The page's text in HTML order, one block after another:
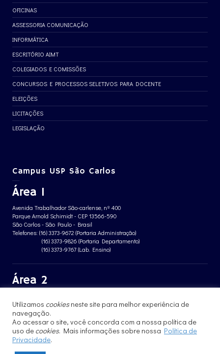
OFICINAS
ASSESSORIA COMUNICAÇÃO
INFORMÁTICA
ESCRITÓRIO AIMT
COLEGIADOS E COMISSÕES
CONCURSOS E PROCESSOS SELETIVOS PARA DOCENTE
ELEIÇÕES
LICITAÇÕES
LEGISLAÇÃO
Campus USP São Carlos
Área 1
Avenida Trabalhador São-carlense, nº 400
Parque Arnold Schimidt - CEP 13566-590
São Carlos - São Paulo - Brasil
Telefones: (16) 3373-9672 (Portaria Administração)
(16) 3373-9826 (Portaria Departamento)
(16) 3373-9767 (Lab. Ensino)
Área 2
Jardim Santa Angelina - CEP 13563-120
São Carlos - São Paulo - Brasil
Telefone: (16) 3373-8068 (Portaria prédio CFBio)
(16) 3364-8070 (Portaria prédio poloTErRA)
Utilizamos cookiesneste site para melhor experiência de
navegação.
Ao acessar o site, você concorda com a nossa política de
uso de cookies. Mais informações sobre nossa Política de
Privacidade.